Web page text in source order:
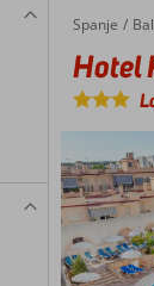
Home
Spanje
Hotel
Hotel